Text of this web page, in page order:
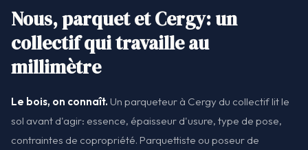
Nous, parquet et Cergy: un
collectif qui travaille au
millimètre
Le bois, on connaît. Un parqueteur à Cergy du collectif lit le
sol avant d'agir: essence, épaisseur d'usure, type de pose,
contraintes de copropriété. Parquettiste ou poseur de